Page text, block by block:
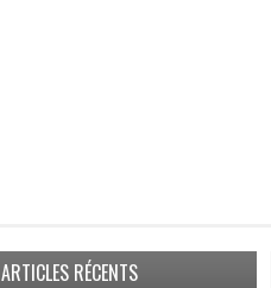
ARTICLES RÉCENTS